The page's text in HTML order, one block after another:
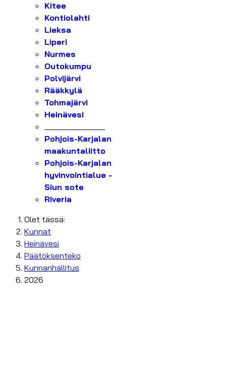
Kitee
Kontiolahti
Lieksa
Liperi
Nurmes
Outokumpu
Polvijärvi
Rääkkylä
Tohmajärvi
Heinävesi
Pohjois-Karjalan
maakuntaliitto
Pohjois-Karjalan
hyvinvointialue -
Siun sote
Riveria
Olet tässä:
Kunnat
Heinävesi
Päätöksenteko
Kunnanhallitus
2026